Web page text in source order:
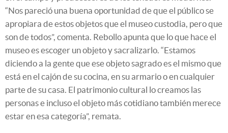
“Nos pareció una buena oportunidad de que el público se
apropiara de estos objetos que el museo custodia, pero que
son de todos”, comenta. Rebollo apunta que lo que hace el
museo es escoger un objeto y sacralizarlo. “Estamos
diciendo a la gente que ese objeto sagrado es el mismo que
está en el cajón de su cocina, en su armario o en cualquier
parte de su casa. El patrimonio cultural lo creamos las
personas e incluso el objeto más cotidiano también merece
estar en esa categoría”, remata.